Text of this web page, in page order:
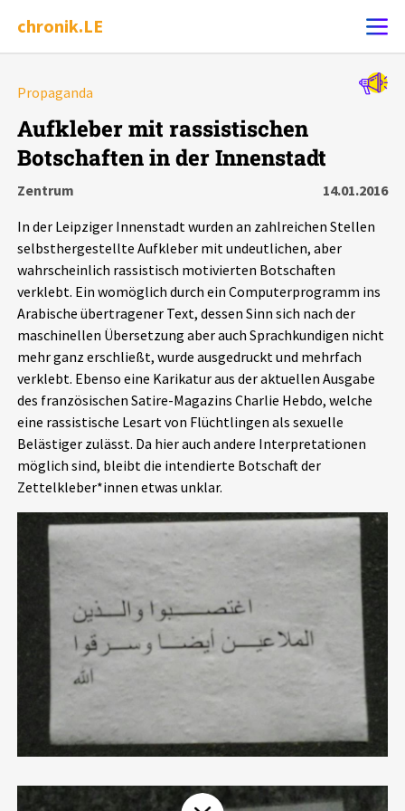
chronik.LE
Chronik
Leipziger Zustände
Schlaglichter
Phänomene
Aktuelles
Alle Beiträge
Veranstaltungen
Pressemitteilungen
Podcasts
Über uns
Projektbeschreibung
Kontakt
Unterstützer_innen
Spenden
chronik.LE in der Presse
Propaganda
Aufkleber mit rassistischen
Botschaften in der Innenstadt
Zentrum
14.01.2016
In der Leipziger Innenstadt wurden an zahlreichen Stellen
selbsthergestellte Aufkleber mit undeutlichen, aber
wahrscheinlich rassistisch motivierten Botschaften
verklebt. Ein womöglich durch ein Computerprogramm ins
Arabische übertragener Text, dessen Sinn sich nach der
maschinellen Übersetzung aber auch Sprachkundigen nicht
mehr ganz erschließt, wurde ausgedruckt und mehrfach
verklebt. Ebenso eine Karikatur aus der aktuellen Ausgabe
des französischen Satire-Magazins Charlie Hebdo, welche
eine rassistische Lesart von Flüchtlingen als sexuelle
Belästiger zulässt. Da hier auch andere Interpretationen
möglich sind, bleibt die intendierte Botschaft der
Zettelkleber*innen etwas unklar.
Alle Ereignisse
Ereignisse
Ereignisse Statistik